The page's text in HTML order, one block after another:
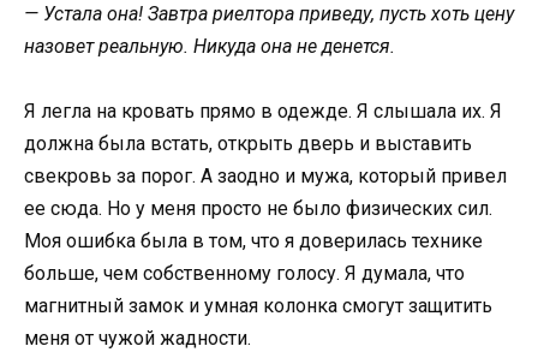
— Устала она! Завтра риелтора приведу, пусть хоть цену
назовет реальную. Никуда она не денется.
Я легла на кровать прямо в одежде. Я слышала их. Я
должна была встать, открыть дверь и выставить
свекровь за порог. А заодно и мужа, который привел
ее сюда. Но у меня просто не было физических сил.
Моя ошибка была в том, что я доверилась технике
больше, чем собственному голосу. Я думала, что
магнитный замок и умная колонка смогут защитить
меня от чужой жадности.